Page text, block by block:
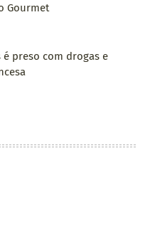
Gourmet
é preso com drogas e